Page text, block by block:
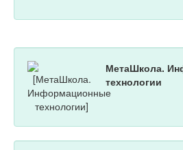
МетаШкола.
технологии